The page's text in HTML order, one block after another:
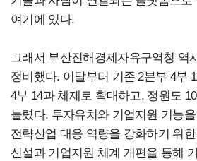
여기에 있다.
그래서 부산진해경제자유구역청 역
정비했다. 이달부터 기존 2본부 4부
4부 14과 체제로 확대하고, 정원도
늘렸다. 투자유치와 기업지원 기능
전략산업 대응 역량을 강화하기 위
신설과 기업지원 체계 개편을 통해